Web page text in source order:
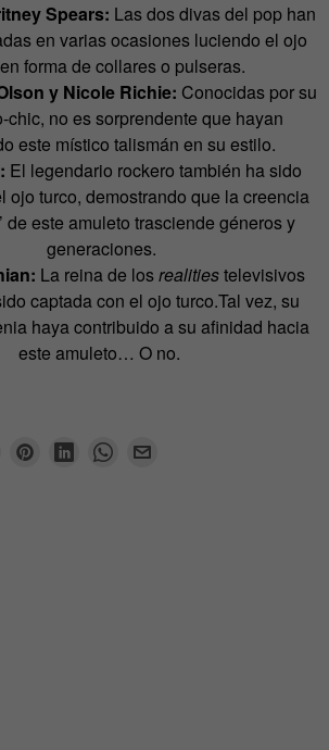
Spears: Las dos divas del pop han
en varias ocasiones luciendo el ojo
forma de collares o pulseras.
y Nicole Richie: Conocidas por su
chic, no es sorprendente que hayan
este místico talismán en su estilo.
El legendario rockero también ha sido
ojo turco, demostrando que la creencia
de este amuleto trasciende géneros y
generaciones​​.
La reina de losrealitiestelevisivos
captada con el ojo turco.Tal vez, su
haya contribuido a su afinidad hacia
este amuleto… O no.